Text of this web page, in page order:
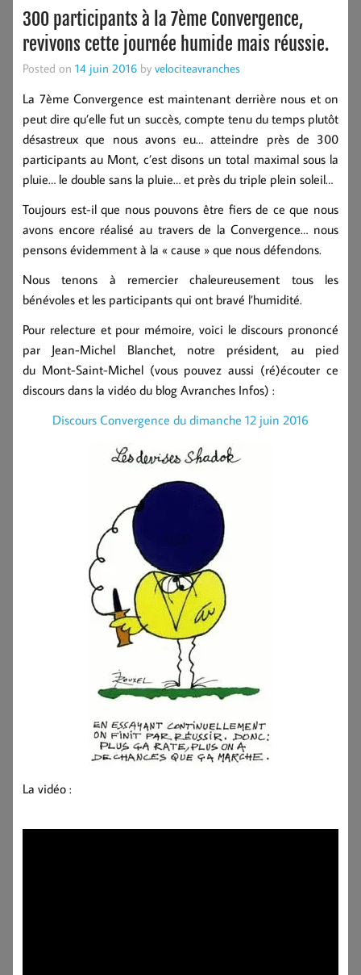
300 participants à la 7ème Convergence,
revivons cette journée humide mais réussie.
Posted on 14 juin 2016 by velociteavranches
La 7ème Convergence est maintenant derrière nous et on
peut dire qu’elle fut un succès, compte tenu du temps plutôt
désastreux que nous avons eu… atteindre près de 300
participants au Mont, c’est disons un total maximal sous la
pluie… le double sans la pluie… et près du triple plein soleil…
Toujours est-il que nous pouvons être fiers de ce que nous
avons encore réalisé au travers de la Convergence… nous
pensons évidemment à la « cause » que nous défendons.
Nous tenons à remercier chaleureusement tous les
bénévoles et les participants qui ont bravé l’humidité.
Pour relecture et pour mémoire, voici le discours prononcé
par Jean-Michel Blanchet, notre président, au pied
du Mont-Saint-Michel (vous pouvez aussi (ré)écouter ce
discours dans la vidéo du blog Avranches Infos) :
Discours Convergence du dimanche 12 juin 2016
La vidéo :